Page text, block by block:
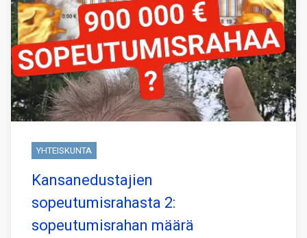
YHTEISKUNTA
Kansanedustajien
sopeutumisrahasta 2:
sopeutumisrahan määrä